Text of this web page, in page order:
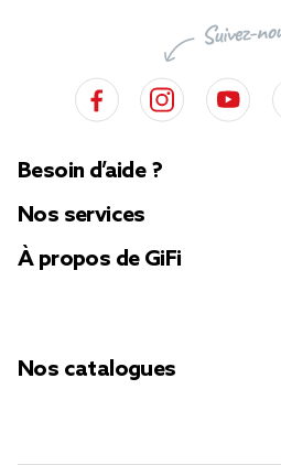
Besoin d’aide ?
Nos services
À propos de GiFi
Nos catalogues